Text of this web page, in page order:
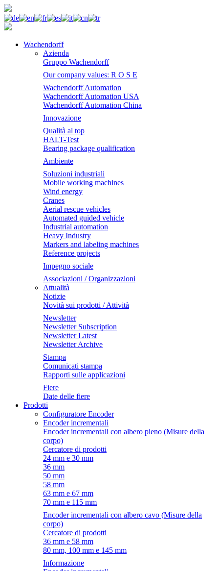
Wachendorff
Azienda
Gruppo Wachendorff
Our company values: R O S E
Wachendorff Automation
Wachendorff Automation USA
Wachendorff Automation China
Innovazione
Qualità al top
HALT-Test
Bearing package qualification
Ambiente
Soluzioni industriali
Mobile working machines
Wind energy
Cranes
Aerial rescue vehicles
Automated guided vehicle
Industrial automation
Heavy Industry
Markers and labeling machines
Reference projects
Impegno sociale
Associazioni / Organizzazioni
Attualità
Notizie
Novità sui prodotti / Attività
Newsletter
Newsletter Subscription
Newsletter Latest
Newsletter Archive
Stampa
Comunicati stampa
Rapporti sulle applicazioni
Fiere
Date delle fiere
Prodotti
Configuratore Encoder
Encoder incrementali
Encoder incrementali con albero pieno (Misure della
corpo)
Cercatore di prodotti
24 mm e 30 mm
36 mm
50 mm
58 mm
63 mm e 67 mm
70 mm e 115 mm
Encoder incrementali con albero cavo (Misure della
corpo)
Cercatore di prodotti
36 mm e 58 mm
80 mm, 100 mm e 145 mm
Informazione